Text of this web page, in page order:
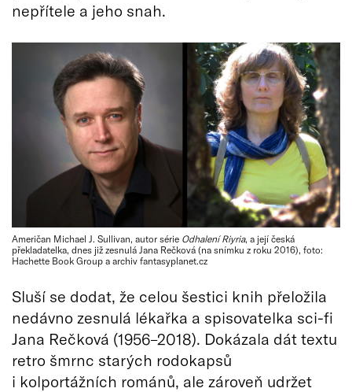
nepřítele a jeho snah.
Američan Michael J. Sullivan, autor série Odhalení Riyria, a její česká
překladatelka, dnes již zesnulá Jana Rečková (na snímku z roku 2016), foto:
Hachette Book Group a archiv fantasyplanet.cz
Sluší se dodat, že celou šestici knih přeložila
nedávno zesnulá lékařka a spisovatelka sci-fi
Jana Rečková (1956–2018). Dokázala dát textu
retro šmrnc starých rodokapsů
i kolportážních románů, ale zároveň udržet